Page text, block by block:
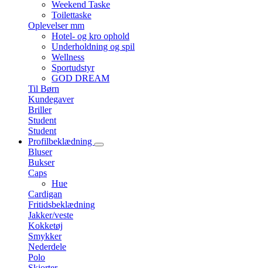
Weekend Taske
Toilettaske
Oplevelser mm
Hotel- og kro ophold
Underholdning og spil
Wellness
Sportudstyr
GOD DREAM
Til Børn
Kundegaver
Briller
Student
Student
Profilbeklædning
Bluser
Bukser
Caps
Hue
Cardigan
Fritidsbeklædning
Jakker/veste
Kokketøj
Smykker
Nederdele
Polo